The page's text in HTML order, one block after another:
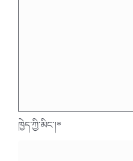
ཁྱེད་ཀྱི་མིང་།*